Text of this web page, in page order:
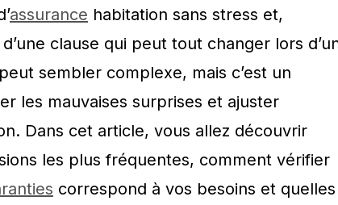
assurance habitation sans stress et,
clause qui peut tout changer lors
sembler complexe, mais c’est un
les mauvaises surprises et ajuster
Dans cet article, vous allez découvrir
les plus fréquentes, comment vérifier
correspond à vos besoins et quelles